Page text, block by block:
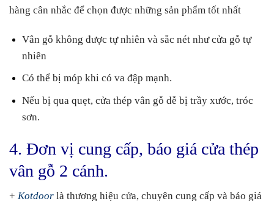
hàng cân nhắc để chọn được những sản phẩm tốt nhất
Vân gỗ không được tự nhiên và sắc nét như cửa gỗ tự
nhiên
Có thể bị móp khi có va đập mạnh.
Nếu bị qua quẹt, cửa thép vân gỗ dễ bị trầy xước, tróc
sơn.
4. Đơn vị cung cấp, báo giá cửa thép
vân gỗ 2 cánh.
+ Kotdoor là thương hiệu cửa, chuyên cung cấp và báo giá